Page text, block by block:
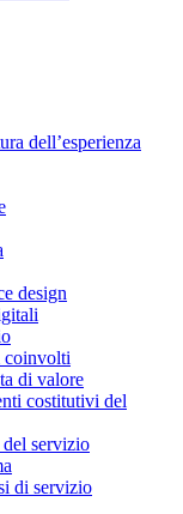
dell’esperienza
design
coinvolti
di valore
costitutivi del
servizio
di servizio